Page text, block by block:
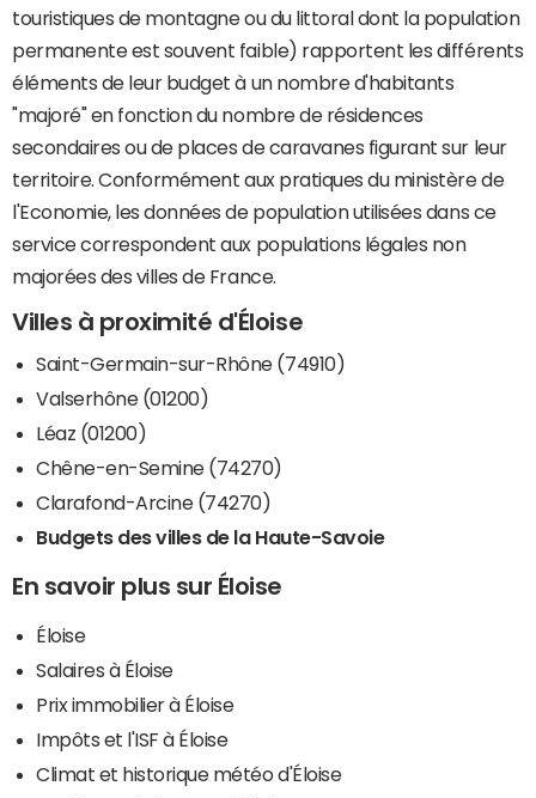
touristiques de montagne ou du littoral dont la population
permanente est souvent faible) rapportent les différents
éléments de leur budget à un nombre d'habitants
"majoré" en fonction du nombre de résidences
secondaires ou de places de caravanes figurant sur leur
territoire. Conformément aux pratiques du ministère de
l'Economie, les données de population utilisées dans ce
service correspondent aux populations légales non
majorées des villes de France.
Villes à proximité d'Éloise
Saint-Germain-sur-Rhône (74910)
Valserhône (01200)
Léaz (01200)
Chêne-en-Semine (74270)
Clarafond-Arcine (74270)
Budgets des villes de la Haute-Savoie
En savoir plus sur Éloise
Éloise
Salaires à Éloise
Prix immobilier à Éloise
Impôts et l'ISF à Éloise
Climat et historique météo d'Éloise